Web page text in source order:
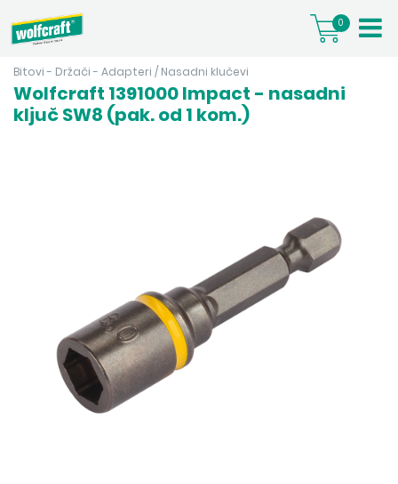
0
Bitovi - Držači - Adapteri / Nasadni klučevi
Wolfcraft 1391000 Impact - nasadni
ključ SW8 (pak. od 1 kom.)